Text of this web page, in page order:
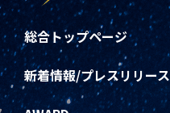
総合トップページ
新着情報/プレスリリース